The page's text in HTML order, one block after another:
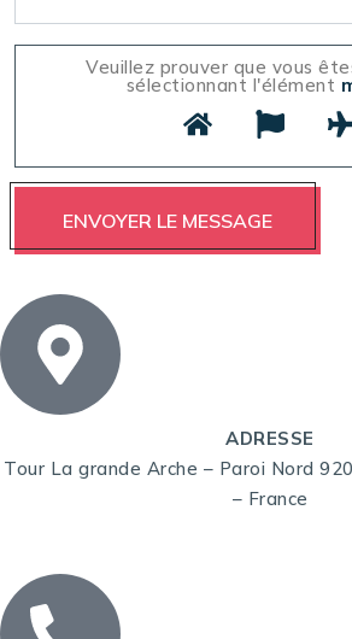
Veuillez prouver que vous
sélectionnant l'élément
ADRESSE
Tour La grande Arche – Paroi Nord
– France